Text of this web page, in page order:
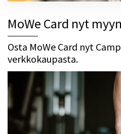
MoWe Card nyt
Osta MoWe Card nyt
verkkokaupasta.